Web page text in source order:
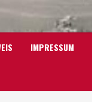
IMPRESSUM